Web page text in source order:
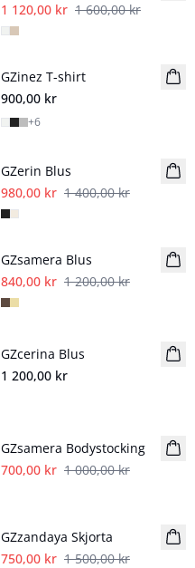
1 120,00 kr 1 600,00 kr
GZinez T-shirt
900,00 kr
+6
- 30%
GZerin Blus
980,00 kr 1 400,00 kr
- 30%
GZsamera Blus
840,00 kr 1 200,00 kr
Nyhet
GZcerina Blus
1 200,00 kr
GZsamera Bodystocking
700,00 kr 1 000,00 kr
GZzandaya Skjorta
750,00 kr 1 500,00 kr